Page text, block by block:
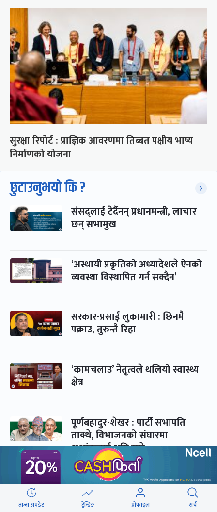
सुरक्षा रिपोर्ट : प्राज्ञिक आवरणमा तिब्बत पक्षीय भाष्य
निर्माणको योजना
छुटाउनुभयो कि ?
संसद्लाई टेर्दैनन् प्रधानमन्त्री, लाचार
छन् सभामुख
‘अस्थायी प्रकृतिको अध्यादेशले ऐनको
व्यवस्था विस्थापित गर्न सक्दैन’
सरकार-प्रसाईं लुकामारी : छिनमै
पक्राउ, तुरुन्तै रिहा
‘कामचलाउ’ नेतृत्वले थलियो स्वास्थ्य
क्षेत्र
पूर्णबहादुर-शेखर : पार्टी सभापति
ताक्थे, विभाजनको संघारमा
शशांकलाई अघि सारे
कप्तानगञ्जमा झिल्को, गोलबजारमा
डढेलो
ताजा अपडेट ट्रेन्डिङ प्रोफाइल सर्च